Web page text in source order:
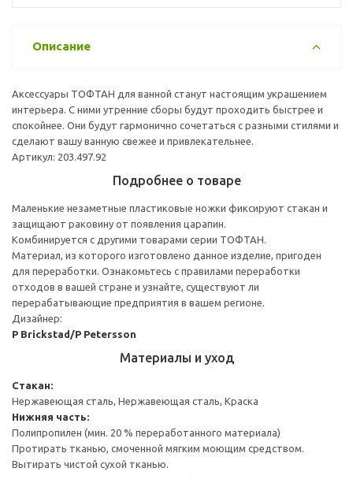
Описание
Аксессуары ТОФТАН для ванной станут настоящим украшением
интерьера. С ними утренние сборы будут проходить быстрее и
спокойнее. Они будут гармонично сочетаться с разными стилями и
сделают вашу ванную свежее и привлекательнее.
Артикул: 203.497.92
Подробнее о товаре
Маленькие незаметные пластиковые ножки фиксируют стакан и
защищают раковину от появления царапин.
Комбинируется с другими товарами серии ТОФТАН.
Материал, из которого изготовлено данное изделие, пригоден
для переработки. Ознакомьтесь с правилами переработки
отходов в вашей стране и узнайте, существуют ли
перерабатывающие предприятия в вашем регионе.
Дизайнер:
P Brickstad/P Petersson
Материалы и уход
Стакан:
Нержавеющая сталь, Нержавеющая сталь, Краска
Нижняя часть:
Полипропилен (мин. 20 % переработанного материала)
Протирать тканью, смоченной мягким моющим средством.
Вытирать чистой сухой тканью.